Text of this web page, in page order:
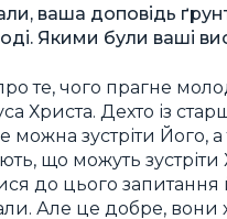
ваша доповідь
Якими були ваші
те, чого прагне
Христа. Дехто із
можна зустріти Його,
що можуть
до цього
Але це добре,